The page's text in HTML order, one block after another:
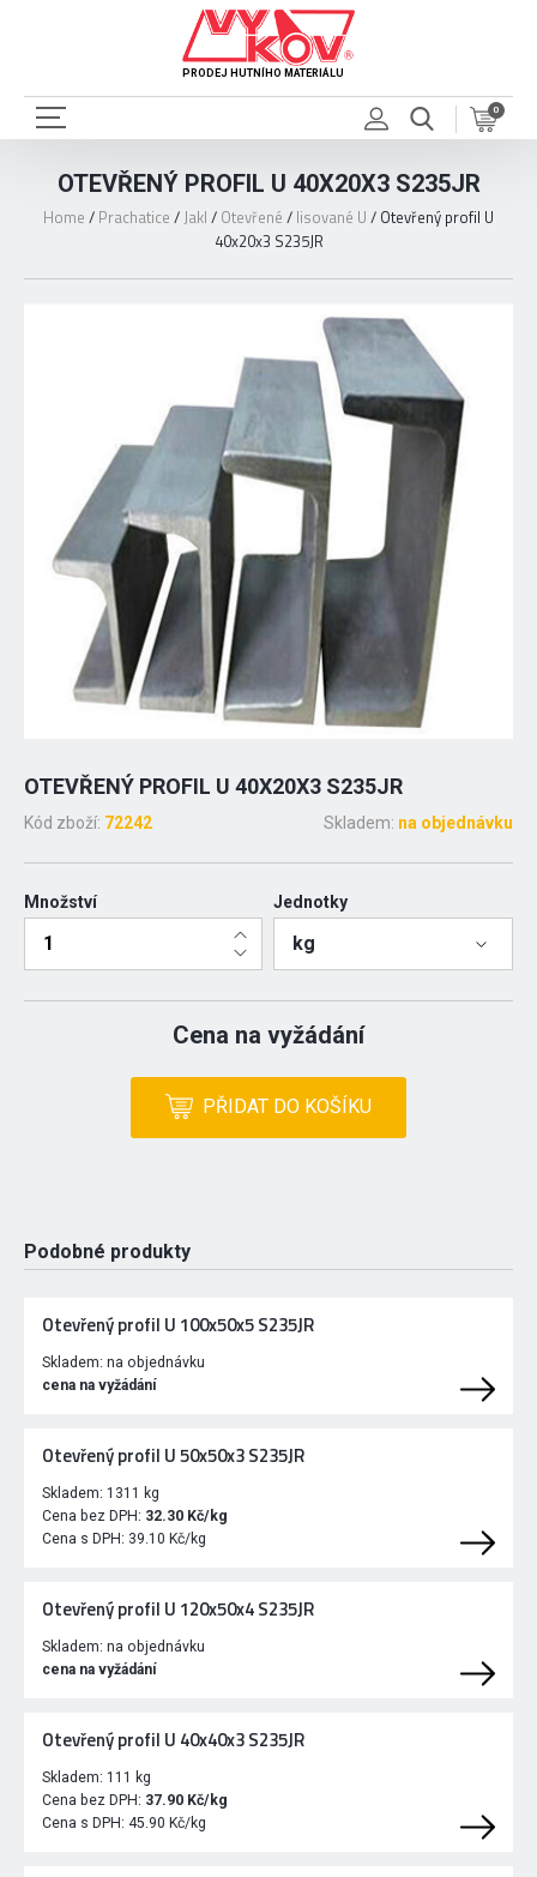
PRODEJ HUTNÍHO MATERIÁLU
0
OTEVŘENÝ PROFIL U 40X20X3 S235JR
Home / Prachatice /Jakl / Otevřené / lisované U / Otevřený profil U
40x20x3 S235JR
OTEVŘENÝ PROFIL U 40X20X3 S235JR
Kód zboží: 72242 Skladem: na objednávku
Množství Jednotky
kg
Cena na vyžádání
PŘIDAT DO KOŠÍKU
Podobné produkty
Otevřený profil U 100x50x5 S235JR
Skladem: na objednávku
cena na vyžádání
Otevřený profil U 50x50x3 S235JR
Skladem: 1311 kg
Cena bez DPH: 32.30 Kč/kg
Cena s DPH: 39.10 Kč/kg
Otevřený profil U 120x50x4 S235JR
Skladem: na objednávku
cena na vyžádání
Otevřený profil U 40x40x3 S235JR
Skladem: 111 kg
Cena bez DPH: 37.90 Kč/kg
Cena s DPH: 45.90 Kč/kg